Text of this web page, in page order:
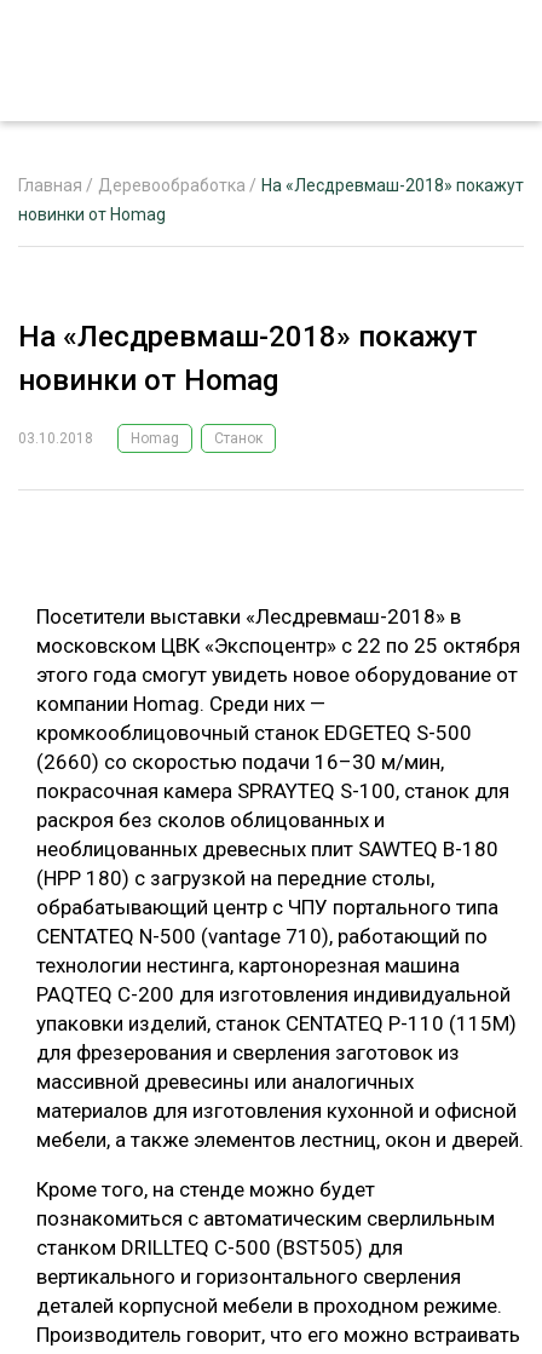
РЕКЛАМОДАТЕЛЯМ
ЛЕСНОЕ ХОЗЯЙСТВО
ЦИФРОВАЯ СРЕДА
БИОЭНЕРГЕТИКА
ЛЕСОВОССТАНОВЛЕНИЕ И ЗАЩИТА
ЛОГИСТИКА
ПРОИЗВОДСТВО ДРЕВЕСНЫХ ПЛИТ
ЦБП
КОМПЛЕКСНАЯ ПЕРЕРАБОТКА
ЛЕСОПИЛЕНИЕ
ДЕРЕВЯННОЕ ДОМОСТРОЕНИЕ
БЕЗОПАСНОЕ ПРОИЗВОДСТВО
СОРТИРОВКА ДРЕВЕСИНЫ
СУШКА ДРЕВЕСИНЫ
РУБРИКИ
ТЕМАТИЧЕСКИЕ ПРОЕКТЫ
ПОДБОРКИ СТАТЕЙ
Главная / Деревообработка / На «Лесдревмаш-2018» покажут
новинки от Homag
На «Лесдревмаш-2018» покажут
новинки от Homag
03.10.2018 Homag Станок
Посетители выставки «Лесдревмаш-2018» в
московском ЦВК «Экспоцентр» с 22 по 25 октября
этого года смогут увидеть новое оборудование от
компании Homag. Среди них —
кромкооблицовочный станок EDGETEQ S-500
(2660) со скоростью подачи 16–30 м/мин,
покрасочная камера SPRAYTEQ S-100, станок для
раскроя без сколов облицованных и
необлицованных древесных плит SAWTEQ B-180
(HPP 180) c загрузкой на передние столы,
обрабатывающий центр с ЧПУ портального типа
CENTATEQ N-500 (vantage 710), работающий по
технологии нестинга, картонорезная машина
PAQTEQ C-200 для изготовления индивидуальной
упаковки изделий, станок CENTATEQ P-110 (115M)
для фрезерования и сверления заготовок из
массивной древесины или аналогичных
материалов для изготовления кухонной и офисной
мебели, а также элементов лестниц, окон и дверей.
Кроме того, на стенде можно будет
познакомиться с автоматическим сверлильным
станком DRILLTEQ С-500 (BST505) для
вертикального и горизонтального сверления
деталей корпусной мебели в проходном режиме.
Производитель говорит, что его можно встраивать